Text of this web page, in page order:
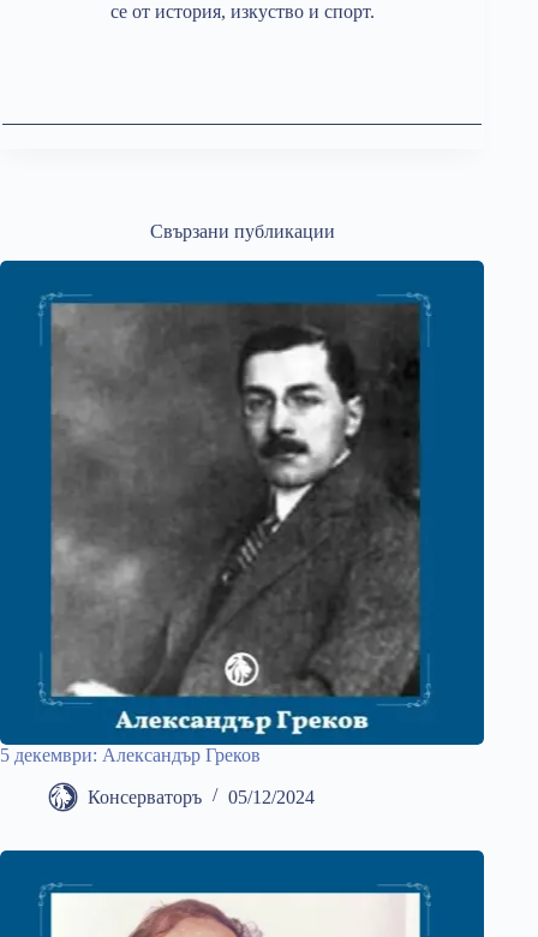
се от история, изкуство и спорт.
Свързани публикации
5 декември: Александър Греков
Консерваторъ 05/12/2024